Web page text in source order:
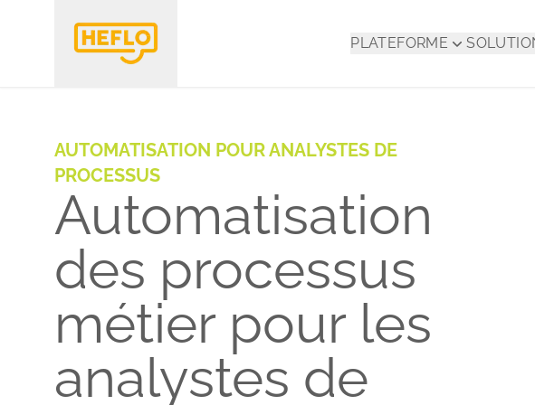
PLATEFORME
AUTOMATISATION POUR ANALYSTES DE
PROCESSUS
Automatisation
des processus
métier pour les
analystes de